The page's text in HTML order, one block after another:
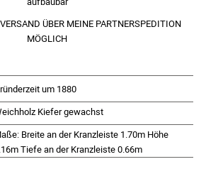
ÜBER MEINE PARTNERSPEDITION
MÖGLICH
um 1880
Kiefer gewachst
Breite an der Kranzleiste 1.70m Höhe
Tiefe an der Kranzleiste 0.66m